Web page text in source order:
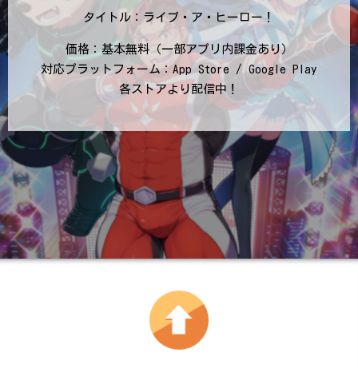
タイトル：ライブ・ア・ヒーロー！
価格：基本無料（一部アプリ内課金あり）
対応プラットフォーム：App Store / Google Play
各ストアより配信中！